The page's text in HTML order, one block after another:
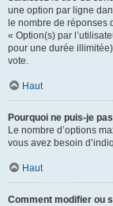
une option par ligne
le nombre de réponses
« Option(s) par
pour une durée
vote.
Haut
Pourquoi ne puis-je
Le nombre d’options
vous avez besoin
Haut
Comment modifier ou